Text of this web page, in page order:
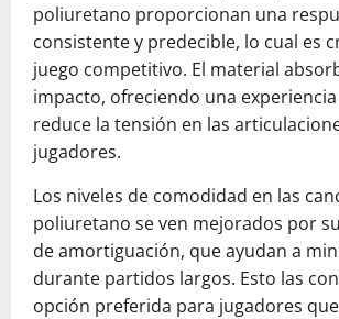
poliuretano proporcionan una
consistente y predecible, lo cual es
juego competitivo. El material
impacto, ofreciendo una
reduce la tensión en las
jugadores.
Los niveles de comodidad en las
poliuretano se ven mejorados por
de amortiguación, que ayudan a
durante partidos largos. Esto las
opción preferida para jugadores